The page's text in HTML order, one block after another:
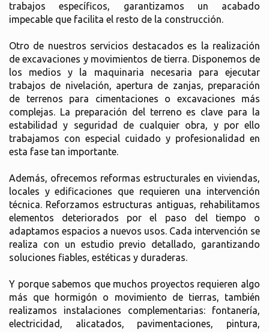
trabajos específicos, garantizamos un acabado
impecable que facilita el resto de la construcción.
Otro de nuestros servicios destacados es la realización
de excavaciones y movimientos de tierra. Disponemos de
los medios y la maquinaria necesaria para ejecutar
trabajos de nivelación, apertura de zanjas, preparación
de terrenos para cimentaciones o excavaciones más
complejas. La preparación del terreno es clave para la
estabilidad y seguridad de cualquier obra, y por ello
trabajamos con especial cuidado y profesionalidad en
esta fase tan importante.
Además, ofrecemos reformas estructurales en viviendas,
locales y edificaciones que requieren una intervención
técnica. Reforzamos estructuras antiguas, rehabilitamos
elementos deteriorados por el paso del tiempo o
adaptamos espacios a nuevos usos. Cada intervención se
realiza con un estudio previo detallado, garantizando
soluciones fiables, estéticas y duraderas.
Y porque sabemos que muchos proyectos requieren algo
más que hormigón o movimiento de tierras, también
realizamos instalaciones complementarias: fontanería,
electricidad, alicatados, pavimentaciones, pintura,